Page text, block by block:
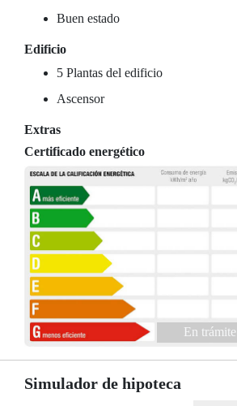
Buen estado
Edificio
5 Plantas del edificio
Ascensor
Extras
Certificado energético
En trámite
Simulador de hipoteca